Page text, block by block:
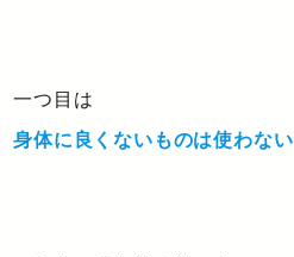
一つ目は
身体に良くないものは使わない